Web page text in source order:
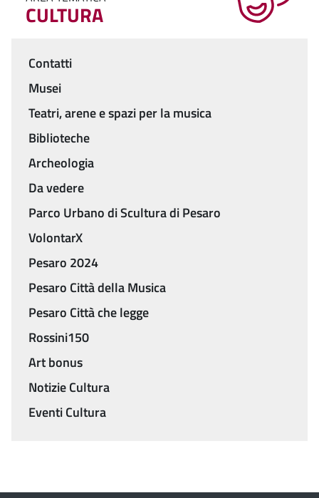
CULTURA
Menu
Contatti
Musei
Teatri, arene e spazi per la musica
Biblioteche
Archeologia
Da vedere
Parco Urbano di Scultura di Pesaro
VolontarX
Pesaro 2024
Pesaro Città della Musica
Pesaro Città che legge
Rossini150
Art bonus
Notizie Cultura
Eventi Cultura